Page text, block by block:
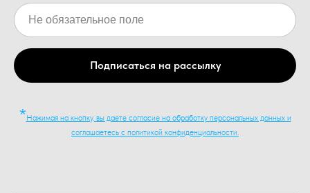
Подписаться на рассылку
*Нажимая на кнопку, вы даете согласие на обработку персональных данных и
соглашаетесь c политикой конфиденциальности.